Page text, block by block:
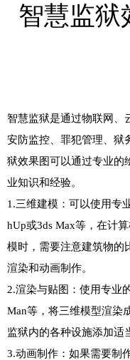
智慧监狱
智慧监狱是通过物联网、
安防监控、罪犯管理、狱
狱效果图可以通过专业的
业知识和经验。
1.三维建模：可以使用专
hUp或3ds Max等，在计
模时，需要注意建筑物的
渲染和动画制作。
2.渲染与贴图：使用专业
Man等，将三维模型渲染
监狱内的各种设施添加适
3.动画制作：如果需要制